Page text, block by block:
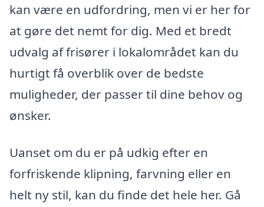
kan være en udfordring, men vi er her for
at gøre det nemt for dig. Med et bredt
udvalg af frisører i lokalområdet kan du
hurtigt få overblik over de bedste
muligheder, der passer til dine behov og
ønsker.
Uanset om du er på udkig efter en
forfriskende klipning, farvning eller en
helt ny stil, kan du finde det hele her. Gå